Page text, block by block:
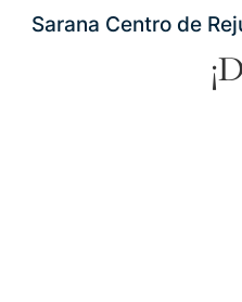
Sarana Centro de